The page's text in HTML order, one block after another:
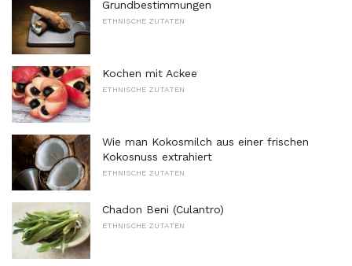
Grundbestimmungen
ETHNISCHE ZUTATEN
Kochen mit Ackee
ETHNISCHE ZUTATEN
Wie man Kokosmilch aus einer frischen
Kokosnuss extrahiert
ETHNISCHE ZUTATEN
Chadon Beni (Culantro)
ETHNISCHE ZUTATEN